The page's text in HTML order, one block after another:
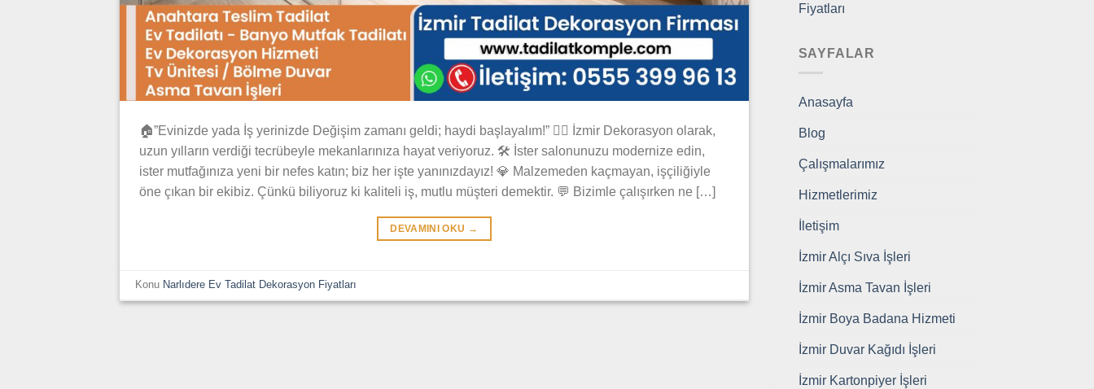
🏠”Evinizde yada İş yerinizde Değişim zamanı geldi; haydi başlayalım!” 👷‍♂️ İzmir Dekorasyon olarak,
uzun yılların verdiği tecrübeyle mekanlarınıza hayat veriyoruz. 🛠️ İster salonunuzu modernize edin,
ister mutfağınıza yeni bir nefes katın; biz her işte yanınızdayız! 💎 Malzemeden kaçmayan, işçiliğiyle
öne çıkan bir ekibiz. Çünkü biliyoruz ki kaliteli iş, mutlu müşteri demektir. 💬 Bizimle çalışırken ne […]
DEVAMINI OKU →
Konu Narlıdere Ev Tadilat Dekorasyon Fiyatları
Fiyatları
SAYFALAR
Anasayfa
Blog
Çalışmalarımız
Hizmetlerimiz
İletişim
İzmir Alçı Sıva İşleri
İzmir Asma Tavan İşleri
İzmir Boya Badana Hizmeti
İzmir Duvar Kağıdı İşleri
İzmir Kartonpiyer İşleri